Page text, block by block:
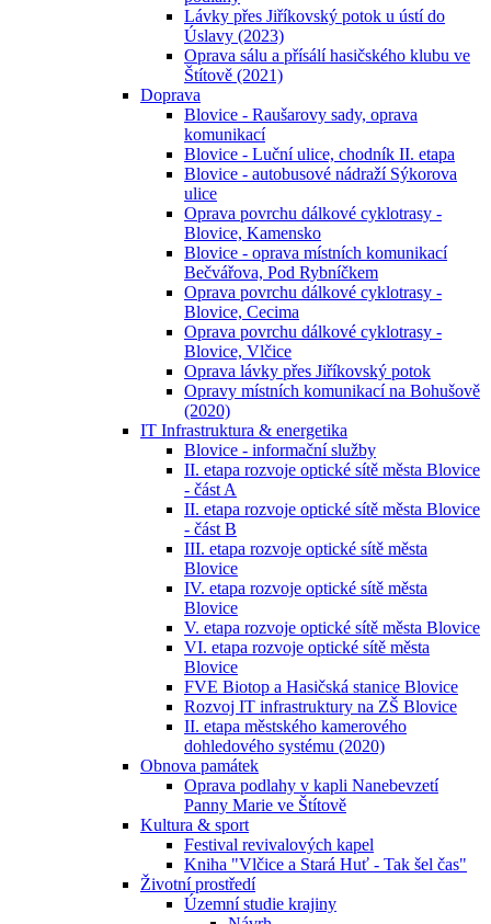
Lávky přes Jiříkovský potok u ústí do
Úslavy (2023)
Oprava sálu a přísálí hasičského klubu ve
Štítově (2021)
Doprava
Blovice - Raušarovy sady, oprava
komunikací
Blovice - Luční ulice, chodník II. etapa
Blovice - autobusové nádraží Sýkorova
ulice
Oprava povrchu dálkové cyklotrasy -
Blovice, Kamensko
Blovice - oprava místních komunikací
Bečvářova, Pod Rybníčkem
Oprava povrchu dálkové cyklotrasy -
Blovice, Cecima
Oprava povrchu dálkové cyklotrasy -
Blovice, Vlčice
Oprava lávky přes Jiříkovský potok
Opravy místních komunikací na Bohušově
(2020)
IT Infrastruktura & energetika
Blovice - informační služby
II. etapa rozvoje optické sítě města Blovice
- část A
II. etapa rozvoje optické sítě města Blovice
- část B
III. etapa rozvoje optické sítě města
Blovice
IV. etapa rozvoje optické sítě města
Blovice
V. etapa rozvoje optické sítě města Blovice
VI. etapa rozvoje optické sítě města
Blovice
FVE Biotop a Hasičská stanice Blovice
Rozvoj IT infrastruktury na ZŠ Blovice
II. etapa městského kamerového
dohledového systému (2020)
Obnova památek
Oprava podlahy v kapli Nanebevzetí
Panny Marie ve Štítově
Kultura & sport
Festival revivalových kapel
Kniha "Vlčice a Stará Huť - Tak šel čas"
Životní prostředí
Územní studie krajiny